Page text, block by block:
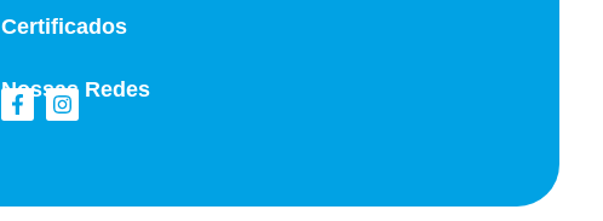
Certificados
Nossas Redes